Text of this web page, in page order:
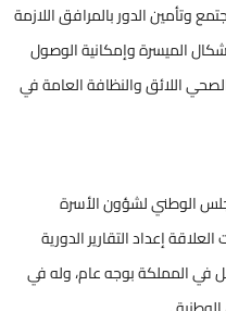
وتأمين الدور بالمرافق اللازمة
الميسرة وإمكانية الوصول
اللائق والنظافة العامة في
الوطني لشؤون الأسرة
إعداد التقارير الدورية
في المملكة بوجه عام، وله في